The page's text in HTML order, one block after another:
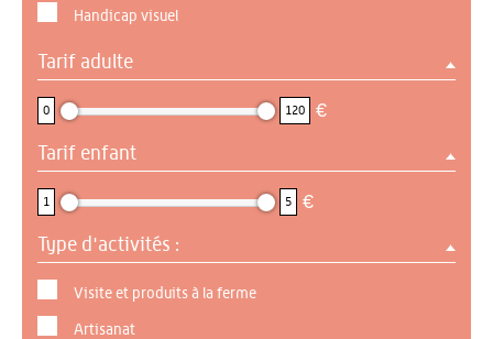
Handicap visuel
Tarif adulte
0 120 €
Tarif enfant
1 5 €
Type d'activités :
Visite et produits à la ferme
Artisanat